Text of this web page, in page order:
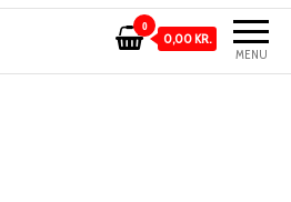
MENU
0
0,00 KR.